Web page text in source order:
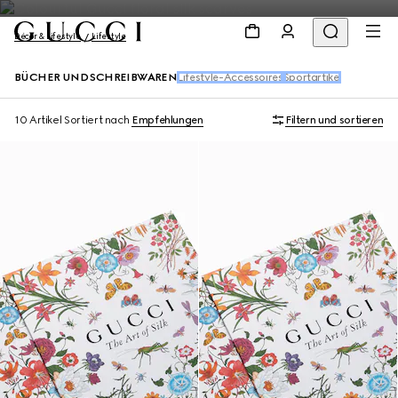
Décor & Lifestyle Lifestyle
BÜCHER UND SCHREIBWAREN Lifestyle-Accessoires Sportartikel
10 Artikel Sortiert nach Empfehlungen Filtern und sortieren